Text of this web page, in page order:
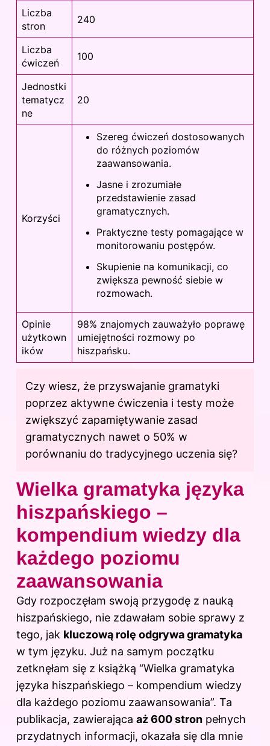
Liczba
stron
240
Liczba
ćwiczeń
100
Jednostki
tematycz
ne
20
Korzyści
Szereg ćwiczeń dostosowanych
do różnych poziomów
zaawansowania.
Jasne i zrozumiałe
przedstawienie zasad
gramatycznych.
Praktyczne testy pomagające w
monitorowaniu postępów.
Skupienie na komunikacji, co
zwiększa pewność siebie w
rozmowach.
Opinie
użytkown
ików
98% znajomych zauważyło poprawę
umiejętności rozmowy po
hiszpańsku.
Czy wiesz, że przyswajanie gramatyki
poprzez aktywne ćwiczenia i testy może
zwiększyć zapamiętywanie zasad
gramatycznych nawet o 50% w
porównaniu do tradycyjnego uczenia się?
Wielka gramatyka języka
hiszpańskiego –
kompendium wiedzy dla
każdego poziomu
zaawansowania
Gdy rozpoczęłam swoją przygodę z nauką
hiszpańskiego, nie zdawałam sobie sprawy z
tego, jak kluczową rolę odgrywa gramatyka
w tym języku. Już na samym początku
zetknęłam się z książką “Wielka gramatyka
języka hiszpańskiego – kompendium wiedzy
dla każdego poziomu zaawansowania”. Ta
publikacja, zawierająca aż 600 stron pełnych
przydatnych informacji, okazała się dla mnie